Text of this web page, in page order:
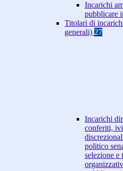
Incarichi
pubblicare
Titolari di
generali) 27
Incarichi
conferiti,
politico
selezione